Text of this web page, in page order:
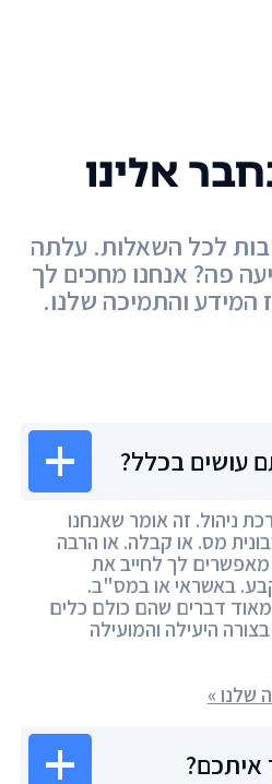
עושים בכלל?
ניהול. זה אומר שאנחנו
מס. או קבלה. או הרבה
לך לחייב את
באשראי או במס"ב.
דברים שהם כולם כלים
היעילה והמועילה
שלנו »
איתכם?
אלינו
לכל השאלות. עלתה
פה? אנחנו מחכים לך
והתמיכה שלנו.